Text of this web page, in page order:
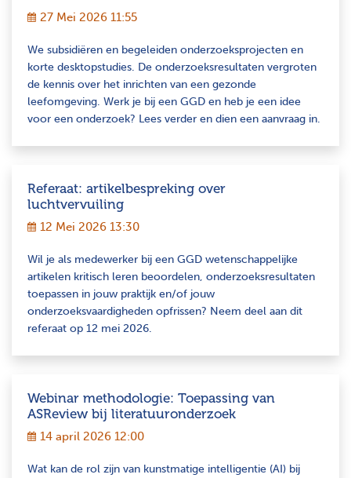
27 Mei 2026 11:55
We subsidiëren en begeleiden onderzoeksprojecten en
korte desktopstudies. De onderzoeksresultaten vergroten
de kennis over het inrichten van een gezonde
leefomgeving. Werk je bij een GGD en heb je een idee
voor een onderzoek? Lees verder en dien een aanvraag in.
Referaat: artikelbespreking over
luchtvervuiling
12 Mei 2026 13:30
Wil je als medewerker bij een GGD wetenschappelijke
artikelen kritisch leren beoordelen, onderzoeksresultaten
toepassen in jouw praktijk en/of jouw
onderzoeksvaardigheden opfrissen? Neem deel aan dit
referaat op 12 mei 2026.
Webinar methodologie: Toepassing van
ASReview bij literatuuronderzoek
14 april 2026 12:00
Wat kan de rol zijn van kunstmatige intelligentie (AI) bij